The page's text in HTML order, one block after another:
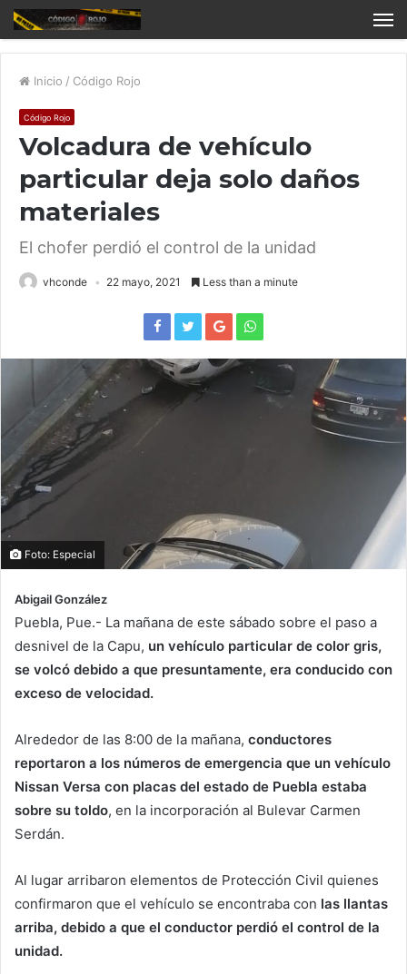
Inicio / Código Rojo
Código Rojo
Volcadura de vehículo
particular deja solo daños
materiales
El chofer perdió el control de la unidad
vhconde 22 mayo, 2021 Less than a minute
Foto: Especial
Abigail González
Puebla, Pue.- La mañana de este sábado sobre el paso a
desnivel de la Capu, un vehículo particular de color gris,
se volcó debido a que presuntamente, era conducido con
exceso de velocidad.
Alrededor de las 8:00 de la mañana, conductores
reportaron a los números de emergencia que un vehículo
Nissan Versa con placas del estado de Puebla estaba
sobre su toldo, en la incorporación al Bulevar Carmen
Serdán.
Al lugar arribaron elementos de Protección Civil quienes
confirmaron que el vehículo se encontraba con las llantas
arriba, debido a que el conductor perdió el control de la
unidad.